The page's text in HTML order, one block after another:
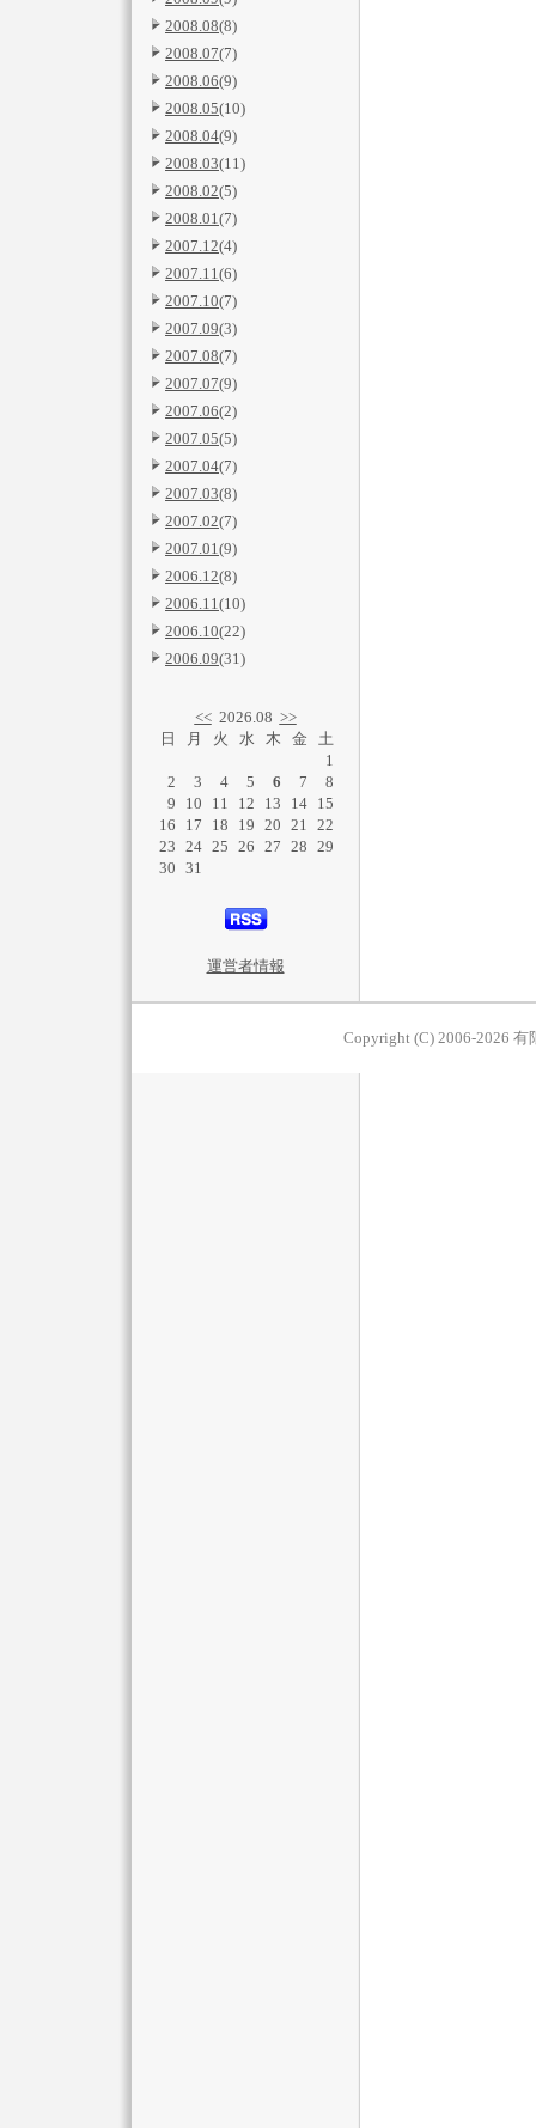
2008.08(8)
2008.07(7)
2008.06(9)
2008.05(10)
2008.04(9)
2008.03(11)
2008.02(5)
2008.01(7)
2007.12(4)
2007.11(6)
2007.10(7)
2007.09(3)
2007.08(7)
2007.07(9)
2007.06(2)
2007.05(5)
2007.04(7)
2007.03(8)
2007.02(7)
2007.01(9)
2006.12(8)
2006.11(10)
2006.10(22)
2006.09(31)
<<2026.08 >>
日
2
9
16
23
30
月
3
10
17
24
31
火
4
11
18
25
水
5
12
19
26
木
6
13
20
27
金
7
14
21
28
土
1
8
15
22
29
運営者情報
Copyright (C) 2006-2026